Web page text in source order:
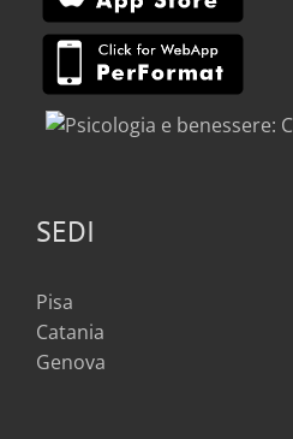
SEDI
Pisa
Catania
Genova